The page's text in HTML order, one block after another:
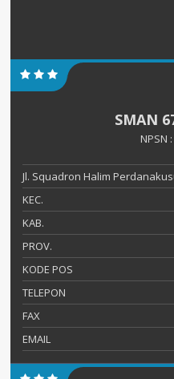
SMAN
NPSN
Jl. Squadron Halim
KEC.
KAB.
PROV.
KODE POS
TELEPON
FAX
EMAIL